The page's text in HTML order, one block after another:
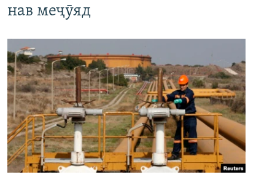
нав меҷӯяд